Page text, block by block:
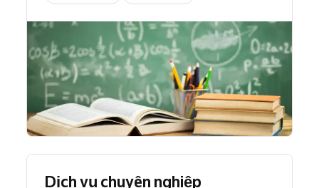
Dịch vụ chuyên nghiệp